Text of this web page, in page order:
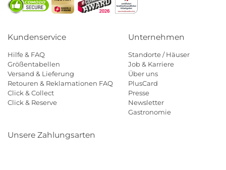
Kundenservice
Hilfe & FAQ
Größentabellen
Versand & Lieferung
Retouren & Reklamationen FAQ
Click & Collect
Click & Reserve
Unternehmen
Standorte / Häuser
Job & Karriere
Über uns
PlusCard
Presse
Newsletter
Gastronomie
Unsere Zahlungsarten